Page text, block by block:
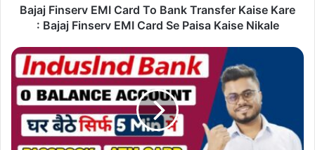
EMI
Card
Se
Paisa
Nikale
Bajaj Finserv EMI Card To Bank Transfer Kaise Kare
: Bajaj Finserv EMI Card Se Paisa Kaise Nikale
Get
Zero
Balance
Account
IndusInd
Bank
Savings